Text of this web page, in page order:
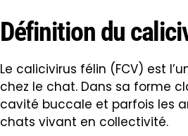
Définition du
Le calicivirus félin (FCV) est
chez le chat. Dans sa forme
cavité buccale et parfois les
chats vivant en collectivité.